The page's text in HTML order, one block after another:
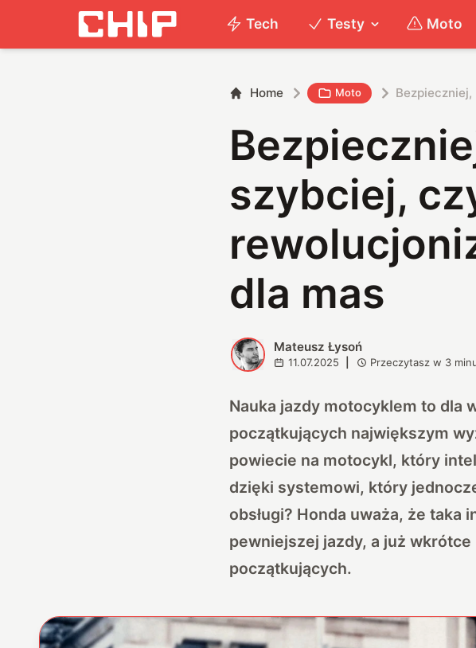
Tech Testy Moto
Home Moto
szybciej,
dla mas
M Mateusz Łysoń
11.07.2025 Przeczytasz w 3
Nauka jazdy motocyklem to dla
początkujących największym
powiecie na motocykl, który
dzięki systemowi, który
obsługi? Honda uważa, że taka
pewniejszej jazdy, a już
początkujących.